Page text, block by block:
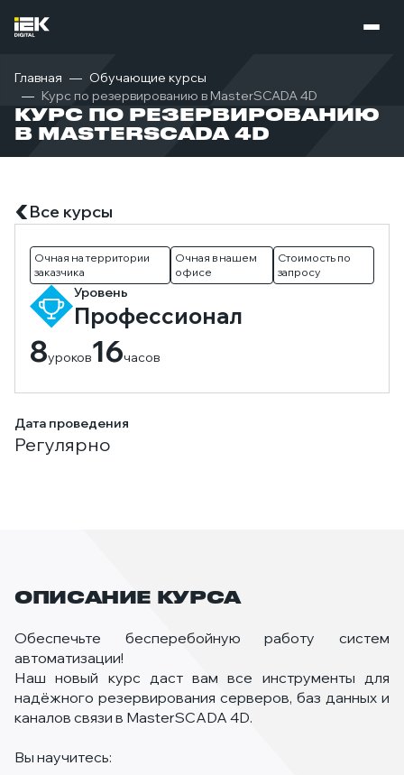
Главная
Обучающие курсы
Курс по резервированию в MasterSCADA 4D
КУРС ПО РЕЗЕРВИРОВАНИЮ
В MASTERSCADA 4D
Все курсы
Очная на территории
заказчика
Очная в нашем
офисе
Стоимость по
запросу
Уровень
Профессионал
8уроков16часов
Дата проведения
Регулярно
ОПИСАНИЕ КУРСА
Обеспечьте бесперебойную работу систем
автоматизации!
Наш новый курс даст вам все инструменты для
надёжного резервирования серверов, баз данных и
каналов связи в MasterSCADA 4D.
Вы научитесь: